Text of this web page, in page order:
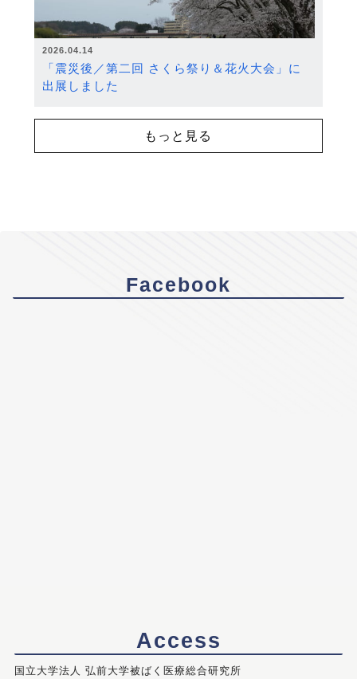
2026.04.14
「震災後／第二回 さくら祭り＆花火大会」に
出展しました
もっと見る
Facebook
Access
国立大学法人 弘前大学被ばく医療総合研究所